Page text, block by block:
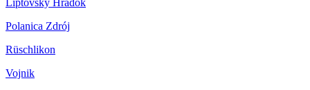
Liptovský Hrádok
Polanica Zdrój
Rüschlikon
Vojnik